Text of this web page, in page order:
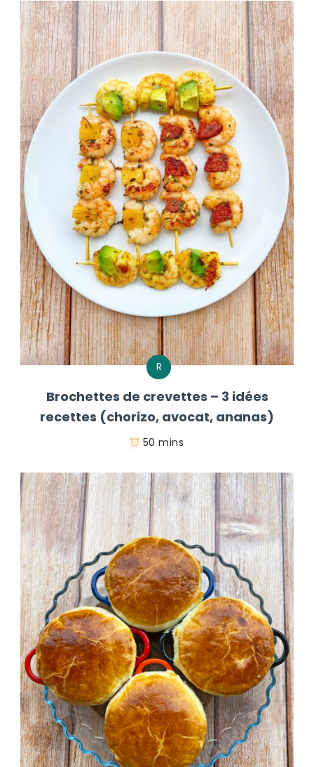
R
Brochettes de crevettes – 3 idées
recettes (chorizo, avocat, ananas)
50 mins